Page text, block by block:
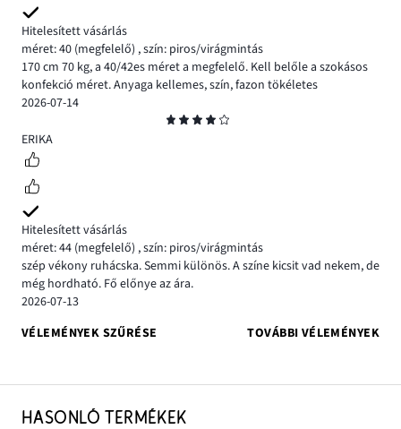
Hitelesített vásárlás
méret: 40 (megfelelő) ,szín: piros/virágmintás
170 cm 70 kg, a 40/42es méret a megfelelő. Kell belőle a szokásos
konfekció méret. Anyaga kellemes, szín, fazon tökéletes
2026-07-14
4
ERIKA
Hitelesített vásárlás
méret: 44 (megfelelő) ,szín: piros/virágmintás
szép vékony ruhácska. Semmi különös. A színe kicsit vad nekem, de
még hordható. Fő előnye az ára.
2026-07-13
VÉLEMÉNYEK SZŰRÉSE
TOVÁBBI VÉLEMÉNYEK
HASONLÓ TERMÉKEK